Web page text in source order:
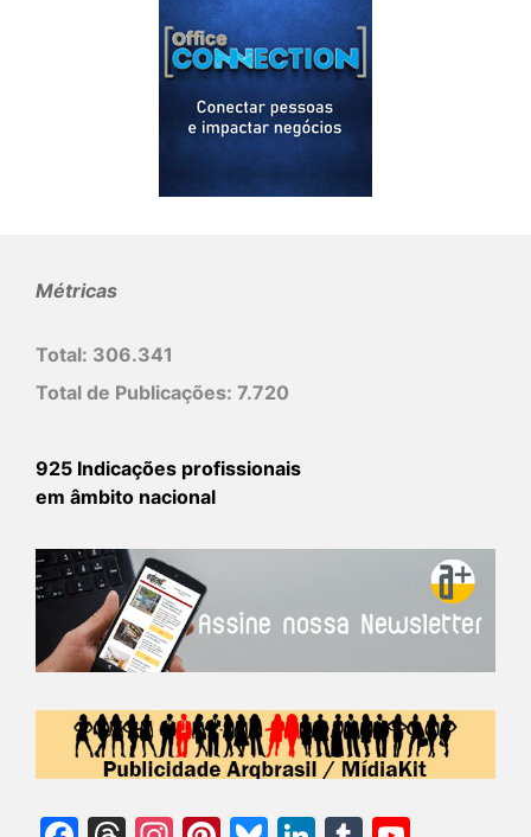
Métricas
Total: 306.341
Total de Publicações: 7.720
925 Indicações profissionais
em âmbito nacional